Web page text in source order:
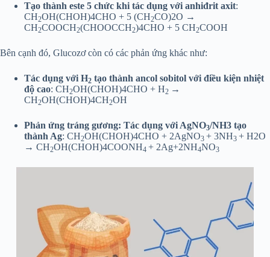
Tạo thành este 5 chức khi tác dụng với anhiđrit axit:
CH2OH(CHOH)4CHO + 5 (CH2CO)2O →
CH2COOCH2(CHOOCCH2)4CHO + 5 CH2COOH
Bên cạnh đó, Glucozơ còn có các phản ứng khác như:
Tác dụng với H2 tạo thành ancol sobitol với điều kiện nhiệt
độ cao: CH2OH(CHOH)4CHO + H2 →
CH2OH(CHOH)4CH2OH
Phản ứng tráng gương: Tác dụng với AgNO3/NH3 tạo
thành Ag: CH2OH(CHOH)4CHO + 2AgNO3 + 3NH3 + H2O
→ CH2OH(CHOH)4COONH4 + 2Ag+2NH4NO3